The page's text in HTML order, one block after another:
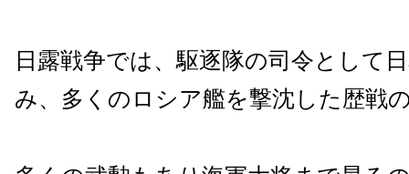
日露戦争では、駆逐隊の司令として
み、多くのロシア艦を撃沈した歴戦